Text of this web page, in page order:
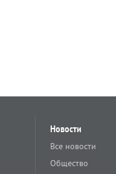
Новости
Все новости
Общество